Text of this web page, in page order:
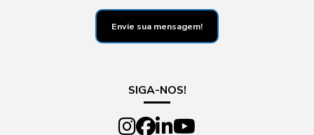
Envie sua mensagem!
SIGA-NOS!